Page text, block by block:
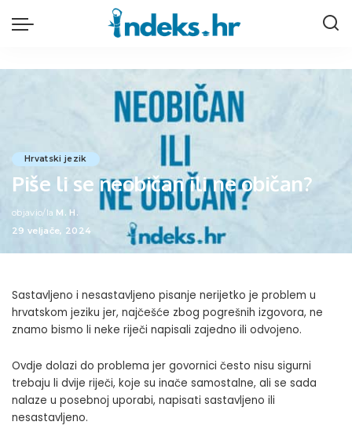
Hrvatski jezik
Piše li se neobičan ili ne običan?
Posted
by
objavio/la M. H.
29 veljače, 2024
Sastavljeno i nesastavljeno pisanje nerijetko je problem u
hrvatskom jeziku jer, najčešće zbog pogrešnih izgovora, ne
znamo bismo li neke riječi napisali zajedno ili odvojeno.
Ovdje dolazi do problema jer govornici često nisu sigurni
trebaju li dvije riječi, koje su inače samostalne, ali se sada
nalaze u posebnoj uporabi, napisati sastavljeno ili
nesastavljeno.